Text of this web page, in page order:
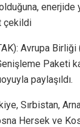
enerjide
çekildi
Avrupa Birliği
Paketi
paylaşıldı.
Sırbistan,
Hersek ve